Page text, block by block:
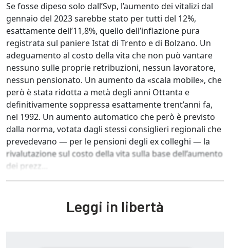
Se fosse dipeso solo dall’Svp, l’aumento dei vitalizi dal
gennaio del 2023 sarebbe stato per tutti del 12%,
esattamente dell’11,8%, quello dell’inflazione pura
registrata sul paniere Istat di Trento e di Bolzano. Un
adeguamento al costo della vita che non può vantare
nessuno sulle proprie retribuzioni, nessun lavoratore,
nessun pensionato. Un aumento da «scala mobile», che
però è stata ridotta a metà degli anni Ottanta e
definitivamente soppressa esattamente trent’anni fa,
nel 1992. Un aumento automatico che però è previsto
dalla norma, votata dagli stessi consiglieri regionali che
prevedevano — per le pensioni degli ex colleghi — la
rivalutazione sul costo della vita sulla base dell’aumento
dei prezz...
Leggi in libertà